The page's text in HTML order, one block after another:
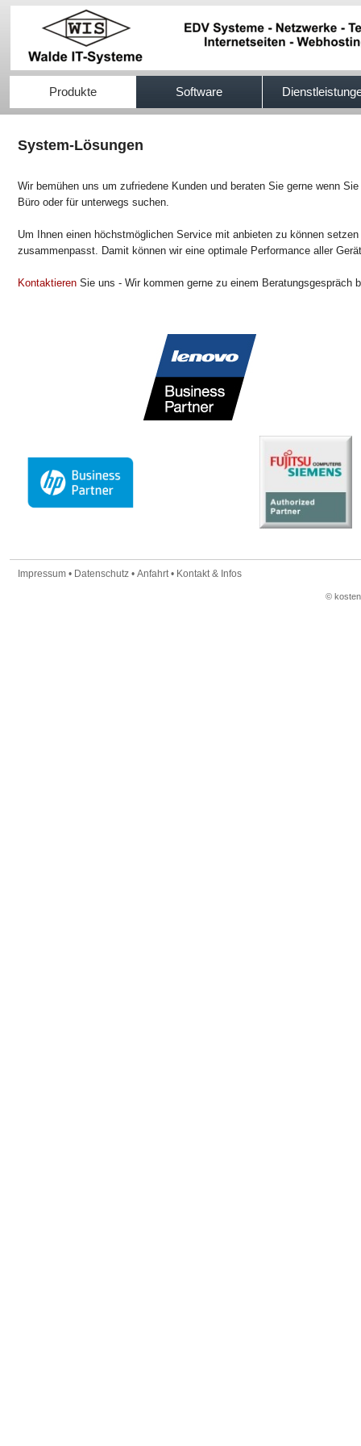
Produkte Software
System-Lösungen
Wir bemühen uns um zufriedene Kunden und beraten Sie gerne wenn
Büro oder für unterwegs suchen.
Um Ihnen einen höchstmöglichen Service mit anbieten zu können
zusammenpasst. Damit können wir eine optimale Performance aller
Kontaktieren Sie uns - Wir kommen gerne zu einem Beratungsgespräch
Impressum • Datenschutz • Anfahrt• Kontakt & Infos
©